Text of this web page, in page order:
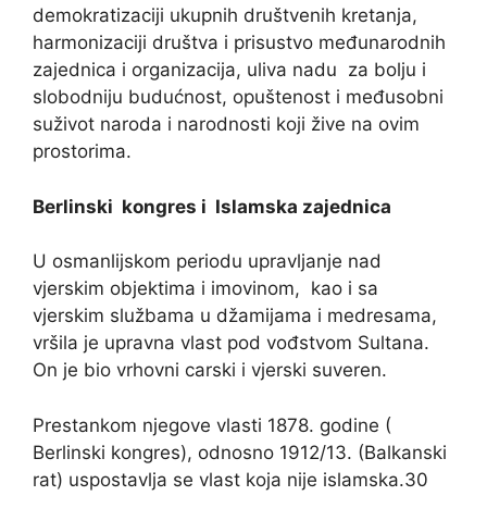
demokratizaciji ukupnih društvenih kretanja,
harmonizaciji društva i prisustvo međunarodnih
zajednica i organizacija, uliva nadu za bolju i
slobodniju budućnost, opuštenost i međusobni
suživot naroda i narodnosti koji žive na ovim
prostorima.
Berlinski kongres i Islamska zajednica
U osmanlijskom periodu upravljanje nad
vjerskim objektima i imovinom, kao i sa
vjerskim službama u džamijama i medresama,
vršila je upravna vlast pod vođstvom Sultana.
On je bio vrhovni carski i vjerski suveren.
Prestankom njegove vlasti 1878. godine (
Berlinski kongres), odnosno 1912/13. (Balkanski
rat) uspostavlja se vlast koja nije islamska.30